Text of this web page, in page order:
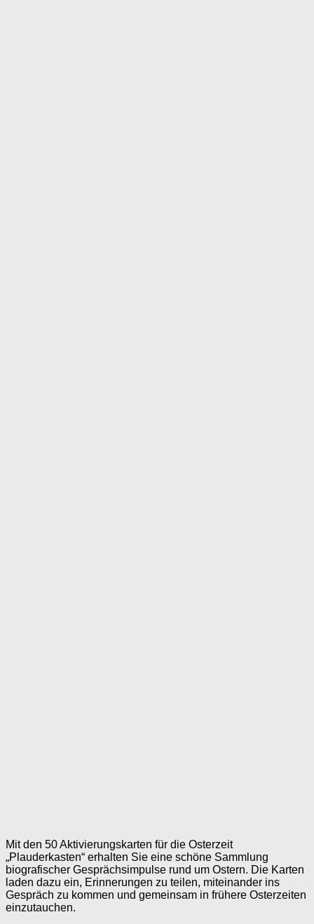
Mit den 50 Aktivierungskarten für die Osterzeit
„Plauderkasten“ erhalten Sie eine schöne Sammlung
biografischer Gesprächsimpulse rund um Ostern. Die Karten
laden dazu ein, Erinnerungen zu teilen, miteinander ins
Gespräch zu kommen und gemeinsam in frühere Osterzeiten
einzutauchen.